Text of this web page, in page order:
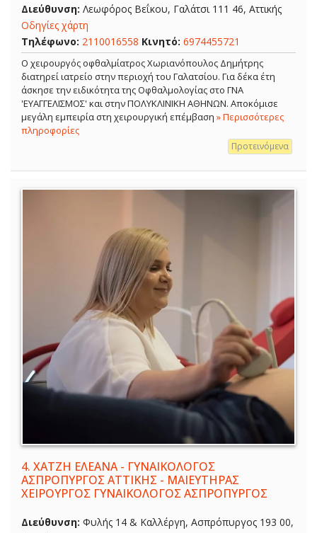
Διεύθυνση: Λεωφόρος Βεΐκου, Γαλάτσι 111 46, Αττικής
Οδηγίες χάρτη
Τηλέφωνο: 2110016558 Κινητό: 6974455721
Ο χειρουργός οφθαλμίατρος Χωριανόπουλος Δημήτρης
διατηρεί ιατρείο στην περιοχή του Γαλατσίου. Για δέκα έτη
άσκησε την ειδικότητα της Οφθαλμολογίας στο ΓΝΑ
'ΕΥΑΓΓΕΛΙΣΜΟΣ' και στην ΠΟΛΥΚΛΙΝΙΚΗ ΑΘΗΝΩΝ. Αποκόμισε
μεγάλη εμπειρία στη χειρουργική επέμβαση » Περισσότερες
πληροφορίες
Προτεινόμενα
4. ΧΑΤΖΗ ΕΛΕΑΝΑ - ΓΥΝΑΙΚΟΛΟΓΟΣ
ΑΣΠΡΟΠΥΡΓΟΣ ΑΤΤΙΚΗΣ - ΜΑΙΕΥΤΗΡΑΣ
ΧΕΙΡΟΥΡΓΟΣ ΓΥΝΑΙΚΟΛΟΓΟΣ ΑΣΠΡΟΠΥΡΓΟΣ
Διεύθυνση: Φυλής 14 & Καλλέργη, Ασπρόπυργος 193 00,